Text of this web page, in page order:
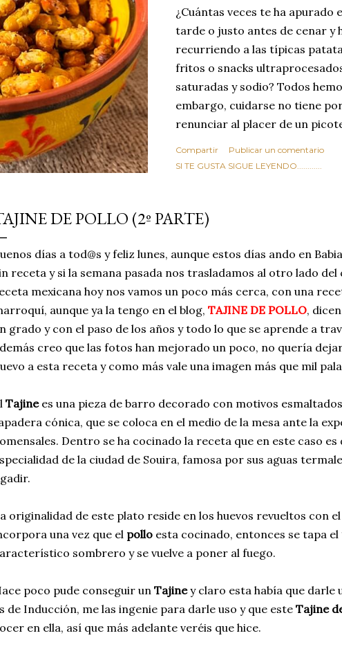
¿Cuántas veces te ha apurado
tarde o justo antes de cenar y
recurriendo a las típicas
fritos o snacks
saturadas y sodio? Todos
embargo, cuidarse no tiene
renunciar al placer de un
Estas alubias crujientes al
tradicionales y copiosos de
ingrediente tan humilde como
en un snack ligero, dorado,
100% natural. Es el sustituto
Compartir
Publicar un comentario
SI TE GUSTA SIGUE LEYENDO............
DE POLLO (2º PARTE)
días a tod@s y feliz lunes, aunque estos días ando en
receta y si la semana pasada nos trasladamos al otro lado del
mexicana hoy nos vamos un poco más cerca, con una
aunque ya la tengo en el blog, TAJINE DE POLLO,
grado y con el paso de los años y todo lo que se aprende a
creo que las fotos han mejorado un poco, no quería
a esta receta y como más vale una imagen más que mil
Tajinees una pieza de barro decorado con motivos
cónica, que se coloca en el medio de la mesa ante la
Dentro se ha cocinado la receta que en este caso es
de la ciudad de Souira, famosa por sus aguas
originalidad de este plato reside en los huevos revueltos con
una vez que el polloesta cocinado, entonces se tapa el
sombrero y se vuelve a poner al fuego.
poco pude conseguir un Tajiney claro esta había que darle
de Inducción, me las ingenie para darle uso y que este Tajine
en ella, así que más adelante veréis que hice.